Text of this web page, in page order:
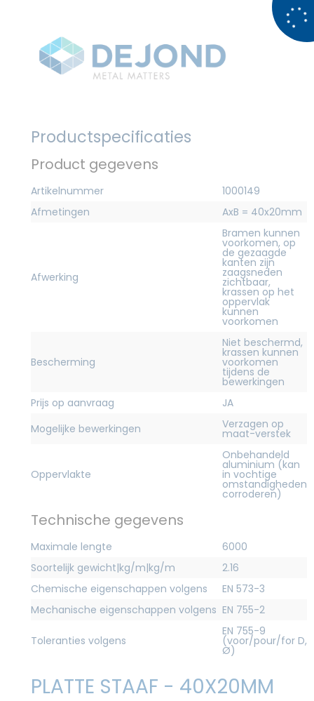
Productspecificaties
Product gegevens
Artikelnummer
1000149
Afmetingen
AxB = 40x20mm
Afwerking
Bramen kunnen
voorkomen, op
de gezaagde
kanten zijn
zaagsneden
zichtbaar,
krassen op het
oppervlak
kunnen
voorkomen
Bescherming
Niet beschermd,
krassen kunnen
voorkomen
tijdens de
bewerkingen
Prijs op aanvraag
JA
Mogelijke bewerkingen
Verzagen op
maat-verstek
Oppervlakte
Onbehandeld
aluminium (kan
in vochtige
omstandigheden
corroderen)
Technische gegevens
Maximale lengte
6000
Soortelijk gewicht|kg/m|kg/m
2.16
Chemische eigenschappen volgens
EN 573-3
Mechanische eigenschappen volgens EN 755-2
Toleranties volgens
EN 755-9
(voor/pour/for D,
Ø)
PLATTE STAAF - 40X20MM